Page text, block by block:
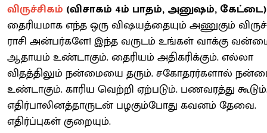
விருச்சிகம் (விசாகம் 4ம் பாதம், அனுஷம், கேட்டை)
தைரியமாக எந்த ஒரு விஷயத்தையும் அணுகும்
ராசி அன்பர்களே! இந்த வருடம் உங்கள் வாக்கு
ஆதாயம் உண்டாகும். தைரியம் அதிகரிக்கும். எல்லா
விதத்திலும் நன்மையை தரும். சகோதரர்களால்
உண்டாகும். காரிய வெற்றி ஏற்படும். பணவரத்து
எதிர்பாலினத்தாருடன் பழகும்போது கவனம் தேவை.
எதிர்ப்புகள் குறையும்.